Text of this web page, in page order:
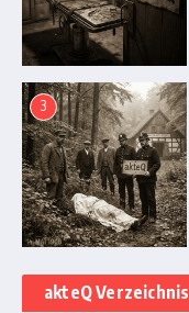
3
akteQ Verzeichnis